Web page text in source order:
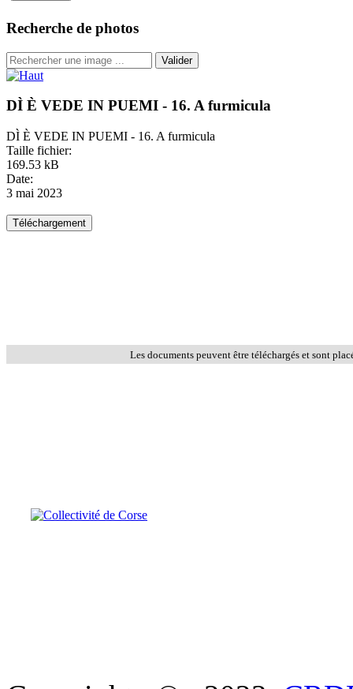
Recherche de photos
Valider
DÌ È VEDE IN PUEMI - 16. A furmicula
DÌ È VEDE IN PUEMI - 16. A furmicula
Taille fichier:
169.53 kB
Date:
3 mai 2023
Les documents peuvent être téléchargés et sont